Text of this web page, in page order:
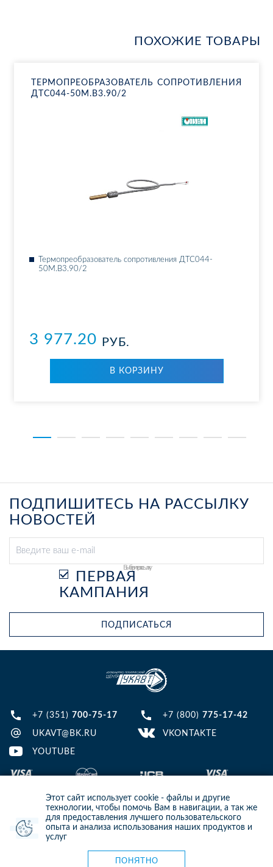
Этот сайт использует cookie - файлы и другие
технологии, чтобы помочь Вам в навигации, а так же
для предоставления лучшего пользовательского
опыта и анализа использования наших продуктов и
услуг
ПОНЯТНО
ПОХОЖИЕ ТОВАРЫ
ТЕР­МО­ПРЕ­ОБ­РА­ЗО­ВА­ТЕЛЬ СО­ПРО­ТИВ­ЛЕ­НИЯ
ДТ­С044-50М.В3.90/2
Тер­мо­пре­об­ра­зо­ва­тель со­про­тив­ле­ния ДТ­С044-
50М.В3.90/2
3 977.20 РУБ.
В КОР­ЗИ­НУ
ПОДПИШИТЕСЬ НА РАССЫЛКУ
НОВОСТЕЙ
Выберите рассылку
ПЕРВАЯ
КАМПАНИЯ
ПОДПИСАТЬСЯ
+7 (351) 700-75-17 +7 (800) 775-17-42
UKAVT@BK.RU VKONTAKTE
YOUTUBE
© 2013-2024 ООО ИТЦ УКАВТ. ИНН: 7448122124, ОГРН: 1097448007216
ИНФОРМАЦИЯ НА САЙТЕ НЕ ЯВЛЯЕТСЯ ПУБЛИЧНОЙ ОФЕРТОЙ. ДЛЯ